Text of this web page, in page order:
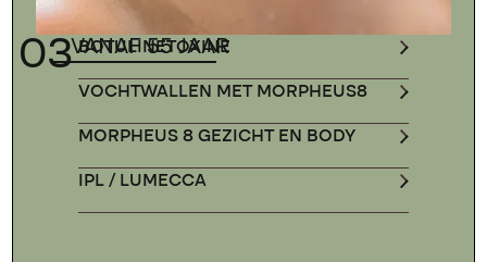
03VANAF 55 JAAR
BOTULINETOXINE
VOCHTWALLEN MET MORPHEUS8
MORPHEUS 8 GEZICHT EN BODY
IPL / LUMECCA